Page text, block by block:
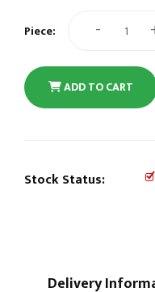
Piece: -
ADD TO CART
Stock Status:
Delivery